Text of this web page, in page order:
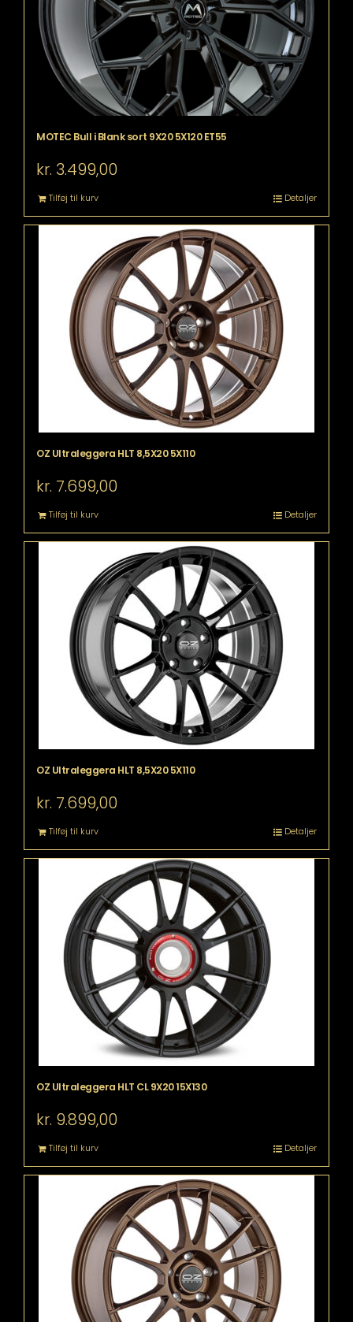
MOTEC Bull i Blank sort 9X20 5X120 ET55
kr. 3.499,00
Tilføj til kurv Detaljer
OZ Ultraleggera HLT 8,5X20 5X110
kr. 7.699,00
Tilføj til kurv Detaljer
OZ Ultraleggera HLT 8,5X20 5X110
kr. 7.699,00
Tilføj til kurv Detaljer
OZ Ultraleggera HLT CL 9X20 15X130
kr. 9.899,00
Tilføj til kurv Detaljer